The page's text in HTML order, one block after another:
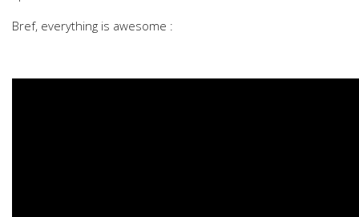
Bref, everything is awesome :